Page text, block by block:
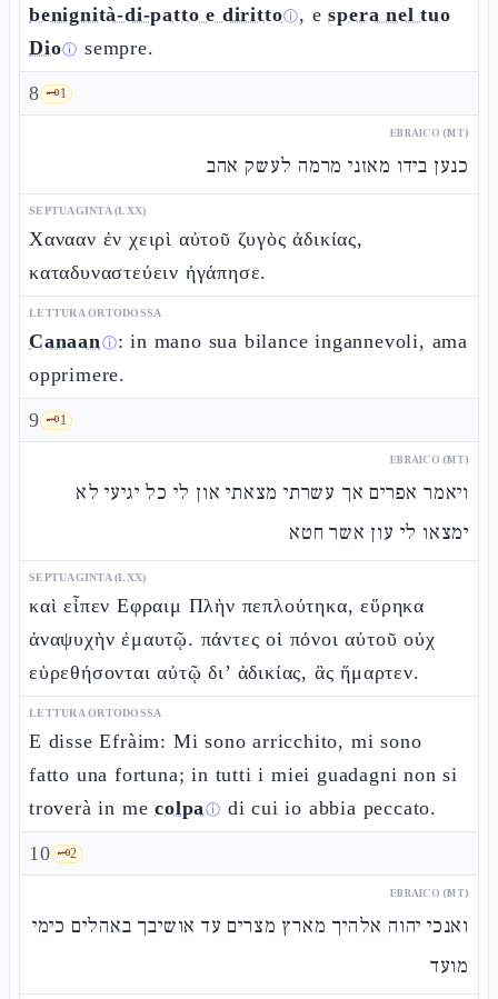
benignità-di-patto e dirittoⓘ, espera nel tuo
Dioⓘ sempre.
8 🗝️1
EBRAICO (MT)
כנען בידו מאזני מרמה לעשק אהב
SEPTUAGINTA (LXX)
Χανααν ἐν χειρὶ αὐτοῦ ζυγὸς ἀδικίας,
καταδυναστεύειν ἠγάπησε.
LETTURA ORTODOSSA
Canaanⓘ: in mano sua bilance ingannevoli, ama
opprimere.
9 🗝️1
EBRAICO (MT)
ויאמר אפרים אך עשרתי מצאתי און לי כל יגיעי לא
ימצאו לי עון אשר חטא
SEPTUAGINTA (LXX)
καὶ εἶπεν Εφραιμ Πλὴν πεπλούτηκα, εὕρηκα
ἀναψυχὴν ἐμαυτῷ. πάντες οἱ πόνοι αὐτοῦ οὐχ
εὑρεθήσονται αὐτῷ δι’ ἀδικίας, ἃς ἥμαρτεν.
LETTURA ORTODOSSA
E disse Efràim: Mi sono arricchito, mi sono
fatto una fortuna; in tutti i miei guadagni non si
troverà in mecolpaⓘ di cui io abbia peccato.
10 🗝️2
EBRAICO (MT)
ואנכי יהוה אלהיך מארץ מצרים עד אושיבך באהלים כימי
מועד